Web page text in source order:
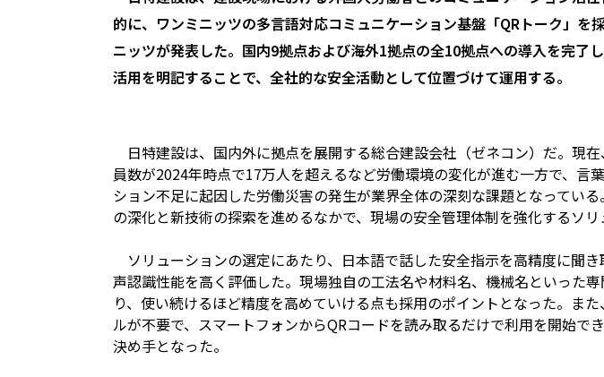
的に、ワンミニッツの多言語対応コミュニケーション基盤「QRトーク」を
ニッツが発表した。国内9拠点および海外1拠点の全10拠点への導入を完了
活用を明記することで、全社的な安全活動として位置づけて運用する。
日特建設は、国内外に拠点を展開する総合建設会社（ゼネコン）だ。現
員数が2024年時点で17万人を超えるなど労働環境の変化が進む一方で、言
ション不足に起因した労働災害の発生が業界全体の深刻な課題となってい
の深化と新技術の探索を進めるなかで、現場の安全管理体制を強化するソリ
ソリューションの選定にあたり、日本語で話した安全指示を高精度に聞
声認識性能を高く評価した。現場独自の工法名や材料名、機械名といった
り、使い続けるほど精度を高めていける点も採用のポイントとなった。ま
ルが不要で、スマートフォンからQRコードを読み取るだけで利用を開始で
決め手となった。